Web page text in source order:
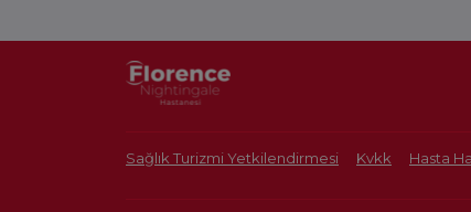
Sağlık Turizmi Yetkilendirmesi Kvkk Hasta